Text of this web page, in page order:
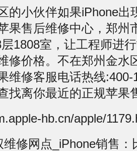
小伙伴如果iPhone出
果售后维修中心，郑州
1808室，让工程师进
修价格。不在郑州金水
维修客服电话热线:400-
找离你最近的正规苹果
hb.cn/apple/
维修网点_iPhone销售：